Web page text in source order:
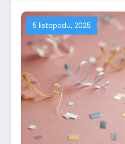
5 listopadu, 2025